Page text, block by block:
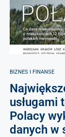
BIZNES I FINANSE
usługami
Polacy
danych w